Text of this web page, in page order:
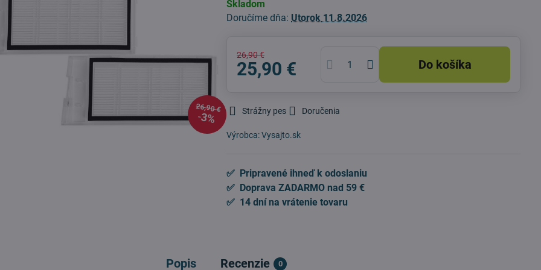
26,90 €
3%
Skladom
Doručíme dňa: Utorok 11.8.2026
26,90 €
25,90 € Do košíka
Strážny pes Doručenia
Výrobca:Vysajto.sk
✅ Pripravené ihneď k odoslaniu
✅ Doprava ZADARMO nad 59 €
✅ 14 dní na vrátenie tovaru
Popis Recenzie 0